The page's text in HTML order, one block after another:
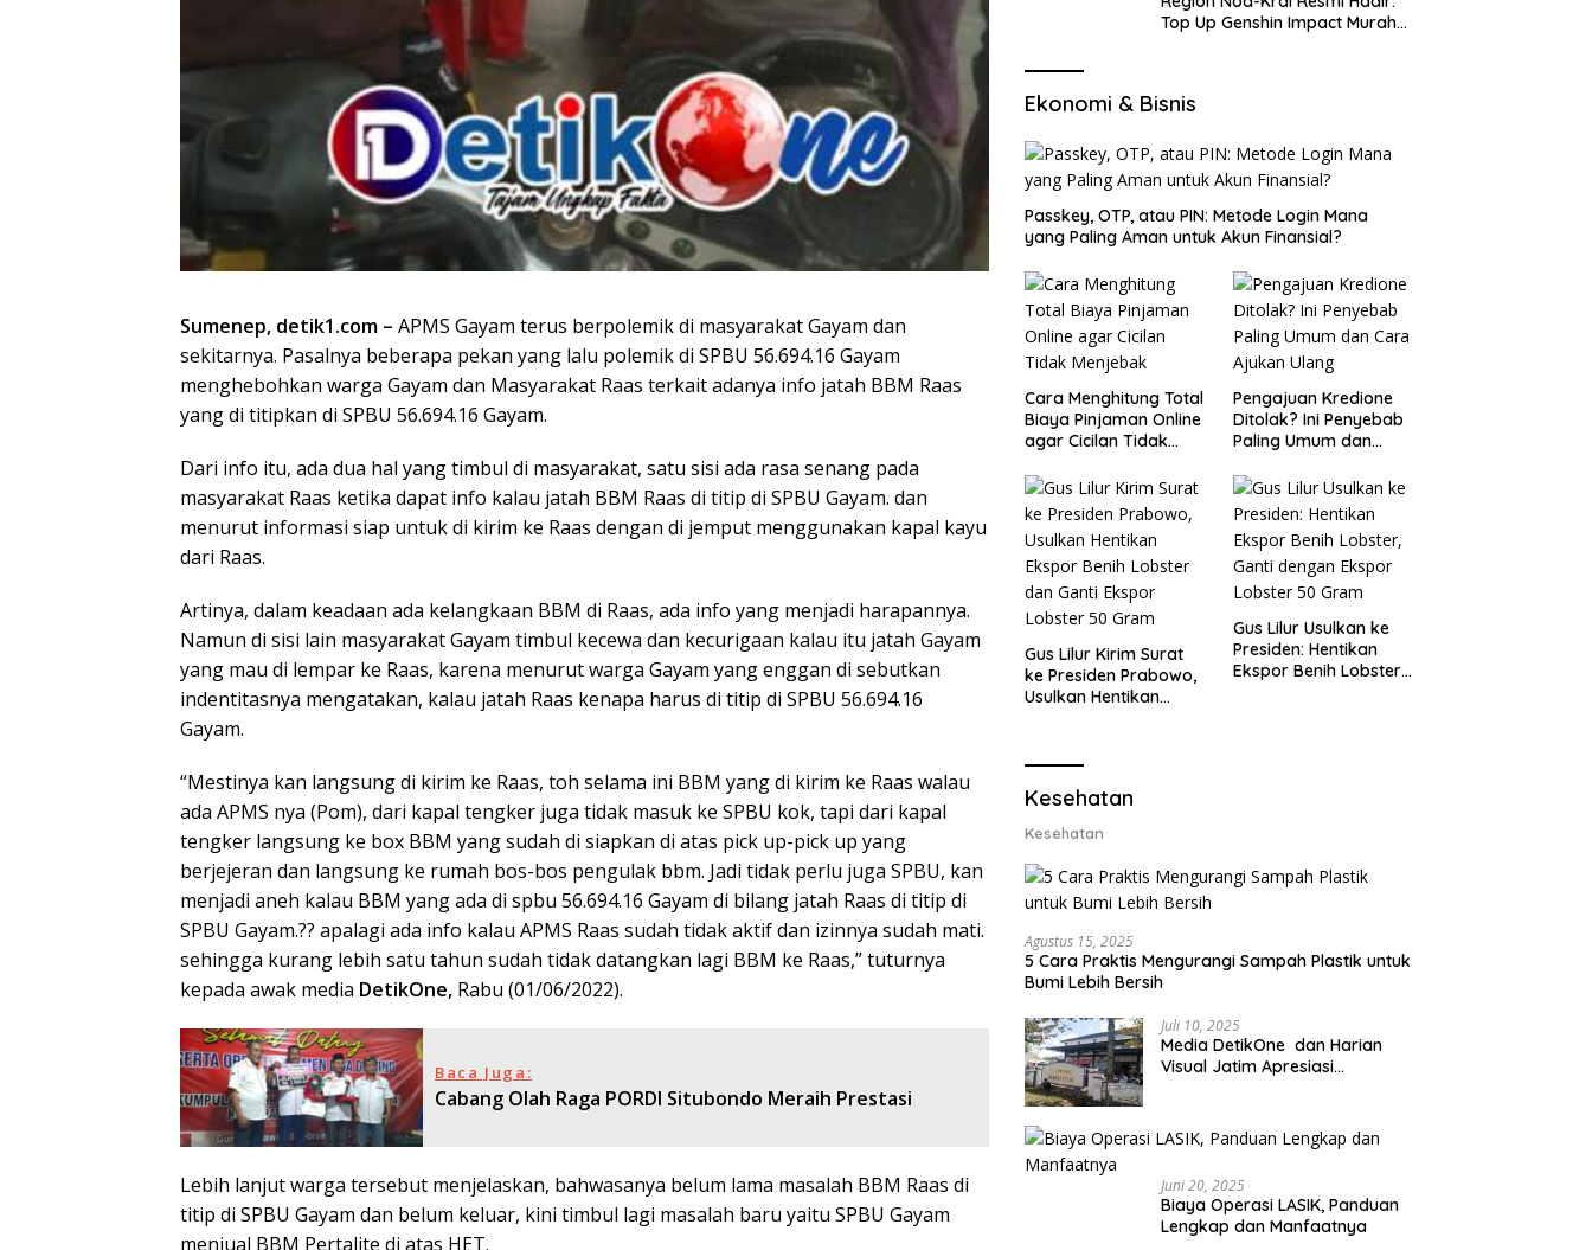
Sumenep, detik1.com – APMS Gayam terus berpolemik di masyarakat Gayam dan
sekitarnya. Pasalnya beberapa pekan yang lalu polemik di SPBU 56.694.16 Gayam
menghebohkan warga Gayam dan Masyarakat Raas terkait adanya info jatah BBM Raas
yang di titipkan di SPBU 56.694.16 Gayam.
Dari info itu, ada dua hal yang timbul di masyarakat, satu sisi ada rasa senang pada
masyarakat Raas ketika dapat info kalau jatah BBM Raas di titip di SPBU Gayam. dan
menurut informasi siap untuk di kirim ke Raas dengan di jemput menggunakan kapal kayu
dari Raas.
Artinya, dalam keadaan ada kelangkaan BBM di Raas, ada info yang menjadi harapannya.
Namun di sisi lain masyarakat Gayam timbul kecewa dan kecurigaan kalau itu jatah Gayam
yang mau di lempar ke Raas, karena menurut warga Gayam yang enggan di sebutkan
indentitasnya mengatakan, kalau jatah Raas kenapa harus di titip di SPBU 56.694.16
Gayam.
“Mestinya kan langsung di kirim ke Raas, toh selama ini BBM yang di kirim ke Raas walau
ada APMS nya (Pom), dari kapal tengker juga tidak masuk ke SPBU kok, tapi dari kapal
tengker langsung ke box BBM yang sudah di siapkan di atas pick up-pick up yang
berjejeran dan langsung ke rumah bos-bos pengulak bbm. Jadi tidak perlu juga SPBU, kan
menjadi aneh kalau BBM yang ada di spbu 56.694.16 Gayam di bilang jatah Raas di titip di
SPBU Gayam.?? apalagi ada info kalau APMS Raas sudah tidak aktif dan izinnya sudah mati.
sehingga kurang lebih satu tahun sudah tidak datangkan lagi BBM ke Raas,” tuturnya
kepada awak media DetikOne, Rabu (01/06/2022).
Baca Juga:
Cabang Olah Raga PORDI Situbondo Meraih Prestasi
Lebih lanjut warga tersebut menjelaskan, bahwasanya belum lama masalah BBM Raas di
titip di SPBU Gayam dan belum keluar, kini timbul lagi masalah baru yaitu SPBU Gayam
menjual BBM Pertalite di atas HET.
Top Up Genshin Impact Murah
Ekonomi & Bisnis
Passkey, OTP, atau PIN: Metode Login Mana
yang Paling Aman untuk Akun Finansial?
Cara Menghitung Total
Biaya Pinjaman Online
agar Cicilan Tidak
Pengajuan Kredione
Ditolak? Ini Penyebab
Paling Umum dan
Gus Lilur Kirim Surat
ke Presiden Prabowo,
Usulkan Hentikan
Lobster 50 Gram
Gus Lilur Usulkan ke
Presiden: Hentikan
Ekspor Benih Lobster,
Kesehatan
Kesehatan
Agustus 15, 2025
5 Cara Praktis Mengurangi Sampah Plastik untuk
Bumi Lebih Bersih
Juli 10, 2025
Media DetikOne dan Harian
Visual Jatim Apresiasi
Juni 20, 2025
Biaya Operasi LASIK, Panduan
Lengkap dan Manfaatnya